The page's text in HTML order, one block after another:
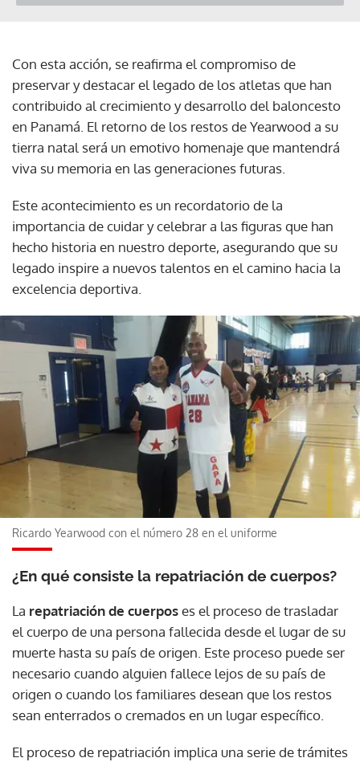
Con esta acción, se reafirma el compromiso de
preservar y destacar el legado de los atletas que han
contribuido al crecimiento y desarrollo del baloncesto
en Panamá. El retorno de los restos de Yearwood a su
tierra natal será un emotivo homenaje que mantendrá
viva su memoria en las generaciones futuras.
Este acontecimiento es un recordatorio de la
importancia de cuidar y celebrar a las figuras que han
hecho historia en nuestro deporte, asegurando que su
legado inspire a nuevos talentos en el camino hacia la
excelencia deportiva.
Ricardo Yearwood con el número 28 en el uniforme
¿En qué consiste la repatriación de cuerpos?
La repatriación de cuerposes el proceso de trasladar
el cuerpo de una persona fallecida desde el lugar de su
muerte hasta su país de origen. Este proceso puede ser
necesario cuando alguien fallece lejos de su país de
origen o cuando los familiares desean que los restos
sean enterrados o cremados en un lugar específico.
El proceso de repatriación implica una serie de trámites